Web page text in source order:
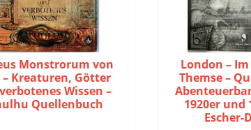
Monstrorum von
– Kreaturen, Götter
Wissen –
Quellenbuch
London –
Themse –
1920er und
Escher-